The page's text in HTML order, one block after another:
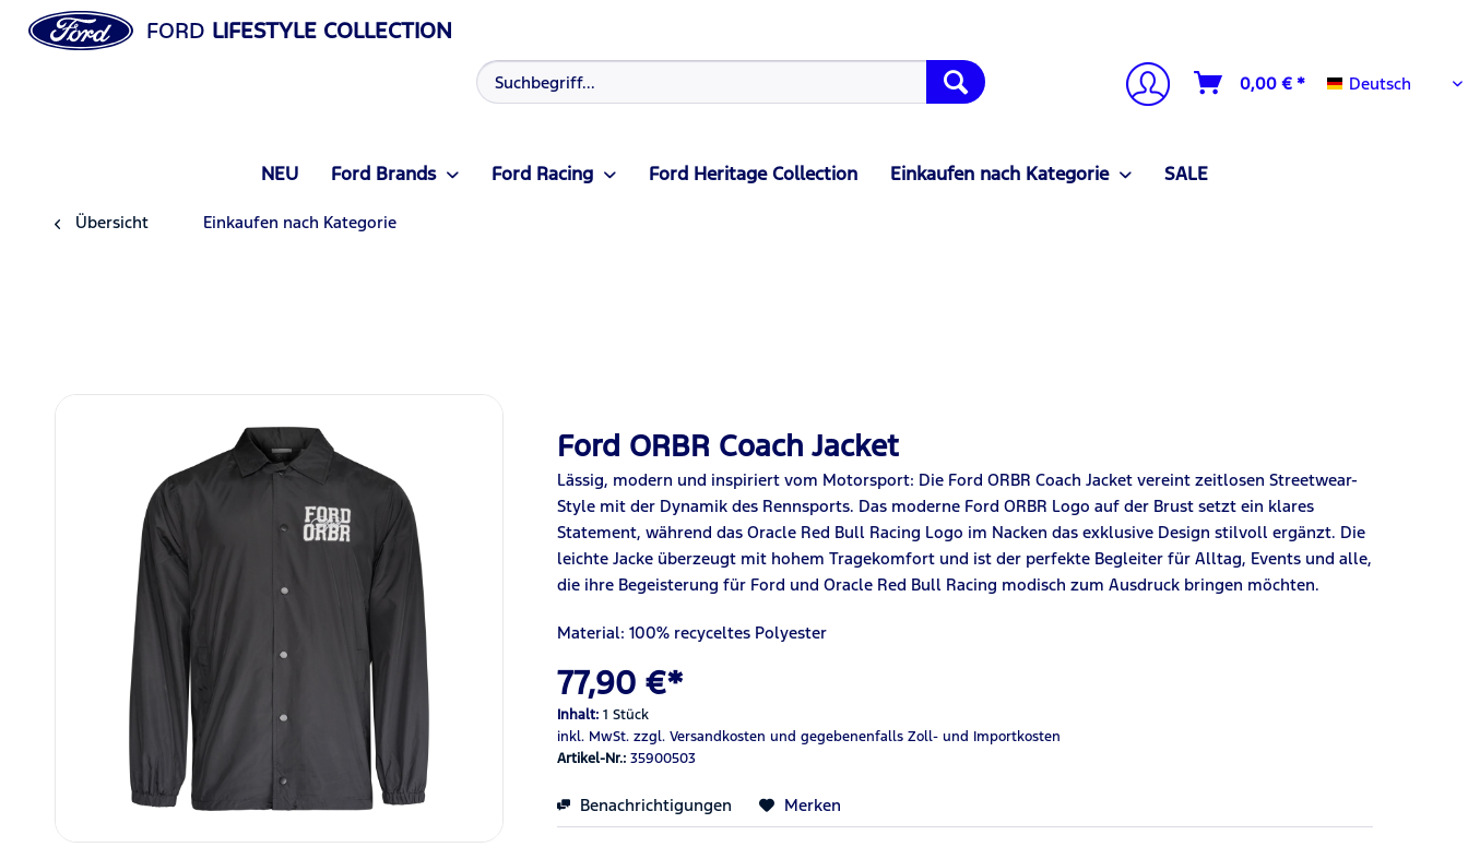
FORD LIFESTYLE COLLECTION
0,00 € * Deutsch
Deutsch
NEU Ford Brands Ford Racing Ford Heritage Collection Einkaufen nach Kategorie SALE
Übersicht Einkaufen nach Kategorie
Ford ORBR Coach Jacket
Lässig, modern und inspiriert vom Motorsport: Die Ford ORBR Coach Jacket vereint zeitlosen Streetwear-
Style mit der Dynamik des Rennsports. Das moderne Ford ORBR Logo auf der Brust setzt ein klares
Statement, während das Oracle Red Bull Racing Logo im Nacken das exklusive Design stilvoll ergänzt. Die
leichte Jacke überzeugt mit hohem Tragekomfort und ist der perfekte Begleiter für Alltag, Events und alle,
die ihre Begeisterung für Ford und Oracle Red Bull Racing modisch zum Ausdruck bringen möchten.
Material: 100% recyceltes Polyester
77,90 €*
Inhalt:1 Stück
inkl. MwSt.zzgl. Versandkosten und gegebenenfalls Zoll- und Importkosten
Artikel-Nr.:35900503
Benachrichtigungen Merken